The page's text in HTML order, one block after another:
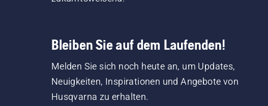
Bleiben Sie auf dem Laufenden!
Melden Sie sich noch heute an, um Updates,
Neuigkeiten, Inspirationen und Angebote von
Husqvarna zu erhalten.